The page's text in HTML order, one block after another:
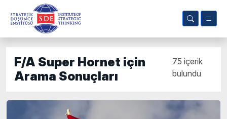
F/A Super Hornet için
Arama Sonuçları
75 içerik
bulundu